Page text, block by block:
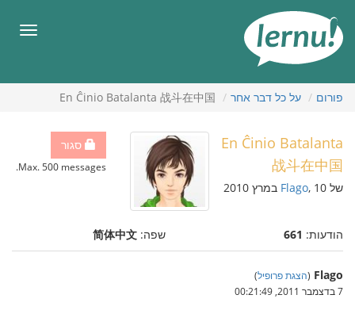
העניינים
פורום על כל דבר אחר En Ĉinio Batalanta 战斗在中国
סגור
Max. 500 messages.
En Ĉinio Batalanta
战斗在中国
של Flago, 10 במרץ 2010
הודעות: 661 שפה: 简体中文
Flago
(הצגת פרופיל)
7 בדצמבר 2011, 00:21:49